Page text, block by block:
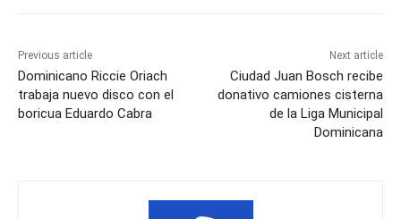
Previous article
Dominicano Riccie Oriach
trabaja nuevo disco con el
boricua Eduardo Cabra
Next article
Ciudad Juan Bosch recibe
donativo camiones cisterna
de la Liga Municipal
Dominicana